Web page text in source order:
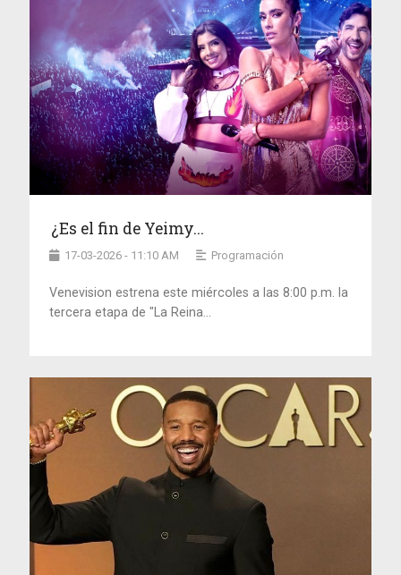
¿Es el fin de Yeimy...
17-03-2026 - 11:10 AM Programación
Venevision estrena este miércoles a las 8:00 p.m. la
tercera etapa de "La Reina...